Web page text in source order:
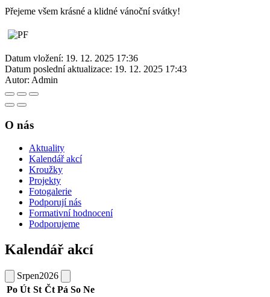
Přejeme všem krásné a klidné vánoční svátky!
Datum vložení: 19. 12. 2025 17:36
Datum poslední aktualizace: 19. 12. 2025 17:43
Autor: Admin
O nás
Aktuality
Kalendář akcí
Kroužky
Projekty
Fotogalerie
Podporují nás
Formativní hodnocení
Podporujeme
Kalendář akcí
Srpen2026
Po Út St Čt Pá So Ne